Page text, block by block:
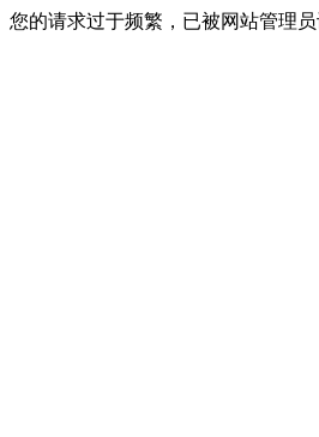
您的请求过于频繁，已被网站管理